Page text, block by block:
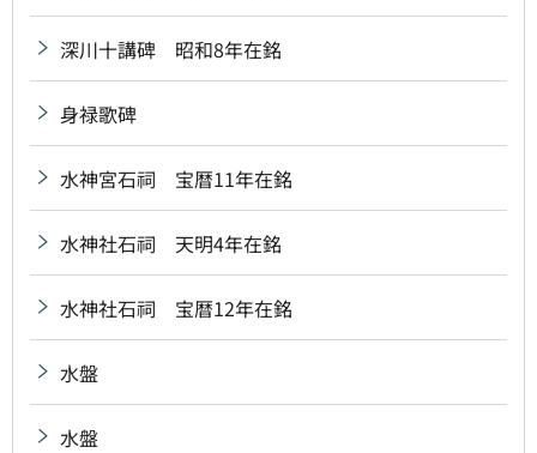
深川十講碑 昭和8年在銘
身禄歌碑
水神宮石祠 宝暦11年在銘
水神社石祠 天明4年在銘
水神社石祠 宝暦12年在銘
水盤
水盤